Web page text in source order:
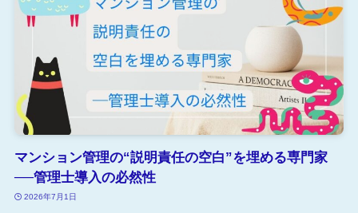
マンション管理の“説明責任の空白”を埋める専門家
──管理士導入の必然性
2026年7月1日